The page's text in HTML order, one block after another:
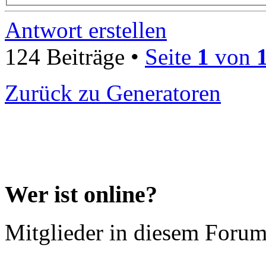
Antwort erstellen
124 Beiträge • Seite 1 von
Zurück zu Generatoren
Wer ist online?
Mitglieder in diesem